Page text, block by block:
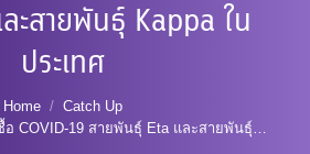
ะสายพันธุ์ Kappa ใน
ประเทศ
Home
Catch Up
COVID-19 สายพันธุ์ Eta และสายพันธุ์…